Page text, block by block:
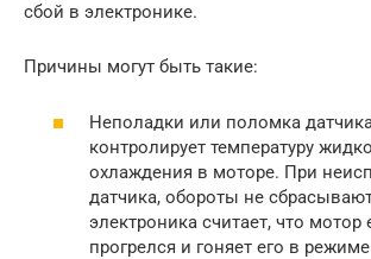
сбой в электронике.
Причины могут быть такие:
Неполадки или поломка
контролирует температуру
охлаждения в моторе. При
датчика, обороты не
электроника считает, что мотор
прогрелся и гоняет его в